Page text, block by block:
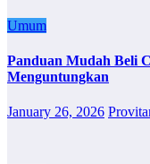
Umum
Panduan Mudah Beli
Menguntungkan
January 26, 2026